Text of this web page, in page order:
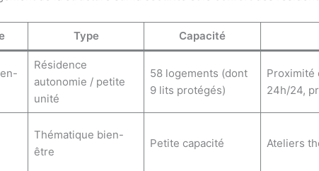
Type Capacité
Résidence
autonomie / petite
unité
58 logements (dont
9 lits protégés)
Proximité
24h/24,
Thématique bien-
être
Petite capacité Ateliers